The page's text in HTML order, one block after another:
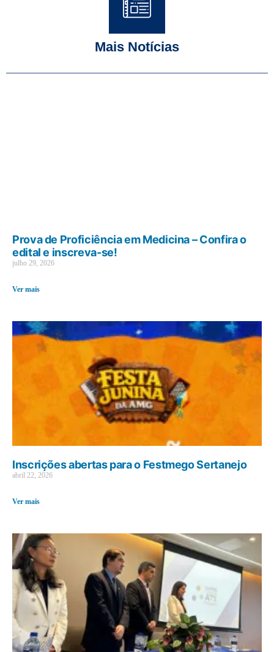
Mais Notícias
Prova de Proficiência em Medicina – Confira o
edital e inscreva-se!
julho 29, 2026
Ver mais
Inscrições abertas para o Festmego Sertanejo
abril 22, 2026
Ver mais